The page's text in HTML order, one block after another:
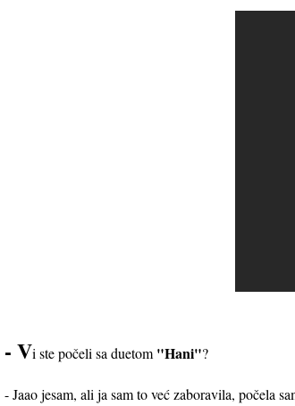
- Vi ste počeli sa duetom "Hani"?
- Jaao jesam, ali ja sam to već zaboravila, počela